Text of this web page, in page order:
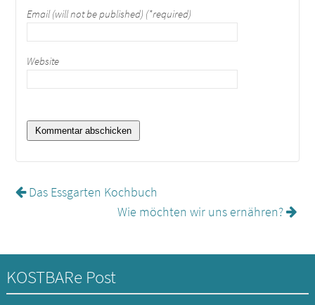
Email (will not be published) (*required)
Website
Das Essgarten Kochbuch
Wie möchten wir uns ernähren?
KOSTBARe Post